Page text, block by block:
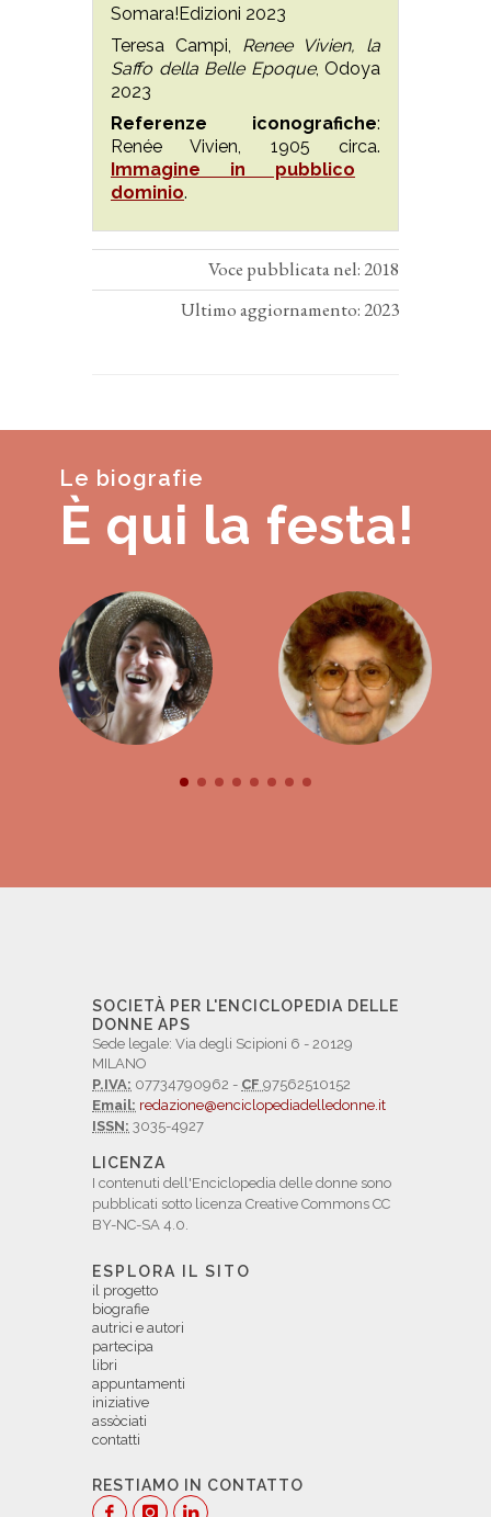
Somara!Edizioni 2023
Teresa Campi, Renee Vivien, la
Saffo della Belle Epoque, Odoya
2023
Referenze iconografiche:
Renée Vivien, 1905 circa.
Immagine in pubblico
dominio.
Voce pubblicata nel: 2018
Ultimo aggiornamento: 2023
Le biografie
È qui la festa!
SOCIETÀ PER L'ENCICLOPEDIA DELLE
DONNE APS
Sede legale: Via degli Scipioni 6 - 20129
MILANO
P.IVA: 07734790962 - CF 97562510152
Email: redazione@enciclopediadelledonne.it
ISSN: 3035-4927
LICENZA
I contenuti dell'Enciclopedia delle donne sono
pubblicati sotto licenza Creative Commons CC
BY-NC-SA 4.0.
ESPLORA IL SITO
il progetto
biografie
autrici e autori
partecipa
libri
appuntamenti
iniziative
assòciati
contatti
RESTIAMO IN CONTATTO